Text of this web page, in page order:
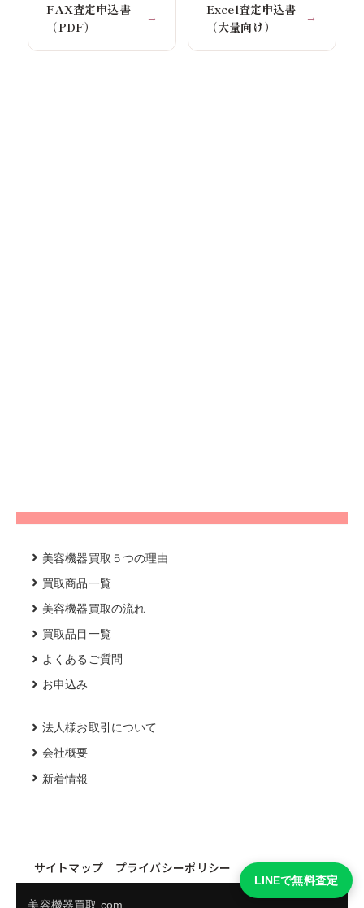
FAX査定申込書
（PDF）
→
Excel査定申込書
（大量向け）
→
美容機器買取５つの理由
買取商品一覧
美容機器買取の流れ
買取品目一覧
よくあるご質問
お申込み
法人様お取引について
会社概要
新着情報
サイトマップ プライバシーポリシー
美容機器買取.com
LINEで無料査定